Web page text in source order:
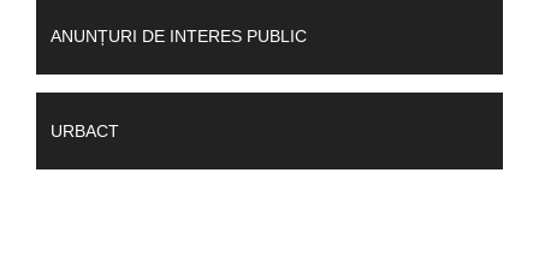
ANUNȚURI DE INTERES PUBLIC
URBACT